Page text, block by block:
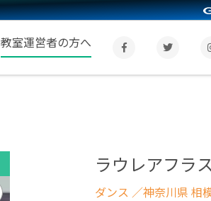
教室運営者の方へ
ラウレアフラ
ダンス ／神奈川県 相